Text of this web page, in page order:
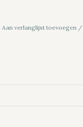
Aan verlanglijst toevoegen /